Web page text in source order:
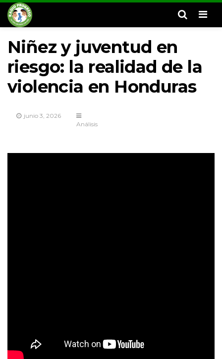
Niñez y juventud en
riesgo: la realidad de la
violencia en Honduras
junio 3, 2026
Análisis